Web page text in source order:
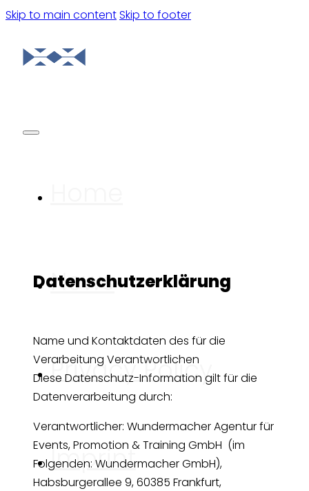
Skip to main contentSkip to footer
News
Privacy Policy
Imprint
Datenschutzerklärung
Name und Kontaktdaten des für die
Verarbeitung Verantwortlichen
Diese Datenschutz-Information gilt für die
Datenverarbeitung durch:
Verantwortlicher: Wundermacher Agentur für
Events, Promotion & Training GmbH (im
Folgenden: Wundermacher GmbH),
Habsburgerallee 9, 60385 Frankfurt,